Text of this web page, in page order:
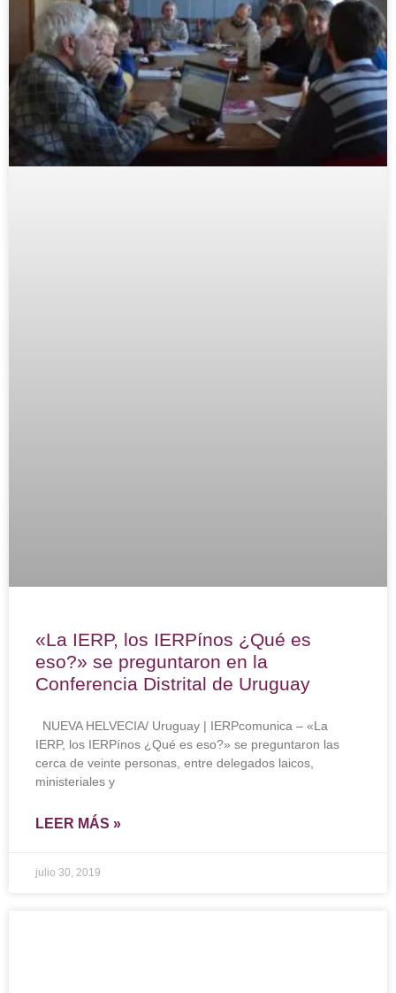
«La IERP, los IERPínos ¿Qué es
eso?» se preguntaron en la
Conferencia Distrital de Uruguay
NUEVA HELVECIA/ Uruguay | IERPcomunica – «La
IERP, los IERPínos ¿Qué es eso?» se preguntaron las
cerca de veinte personas, entre delegados laicos,
ministeriales y
LEER MÁS »
julio 30, 2019